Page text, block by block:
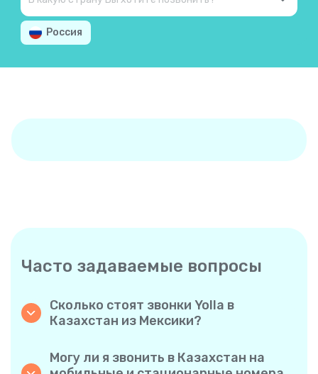
Россия
Часто задаваемые вопросы
Сколько стоят звонки Yolla в
Казахстан из Мексики?
актуальными тарифами в приложении —
Могу ли я звонить в Казахстан на